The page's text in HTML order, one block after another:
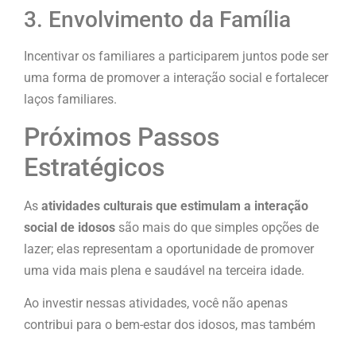
3. Envolvimento da Família
Incentivar os familiares a participarem juntos pode ser
uma forma de promover a interação social e fortalecer
laços familiares.
Próximos Passos
Estratégicos
As atividades culturais que estimulam a interação
social de idosos são mais do que simples opções de
lazer; elas representam a oportunidade de promover
uma vida mais plena e saudável na terceira idade.
Ao investir nessas atividades, você não apenas
contribui para o bem-estar dos idosos, mas também